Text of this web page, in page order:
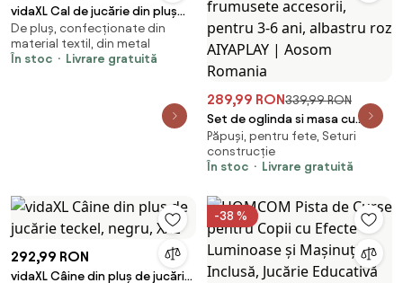
vidaXL Cal de jucărie din pluș
XXL, alb și negru
De pluș, confecționate din
material textil, din metal
În stoc
Livrare gratuită
289,99 RON339,99 RON
Set de oglinda si masa cu
design printesa magica, jucarie
muzicala, set de frumusete
accesorii, pentru 3-6 ani,
Romania
Păpuși, pentru fete, Seturi
construcție
În stoc
Livrare gratuită
292,99 RON
vidaXL Câine din pluș de jucărie
-38 %